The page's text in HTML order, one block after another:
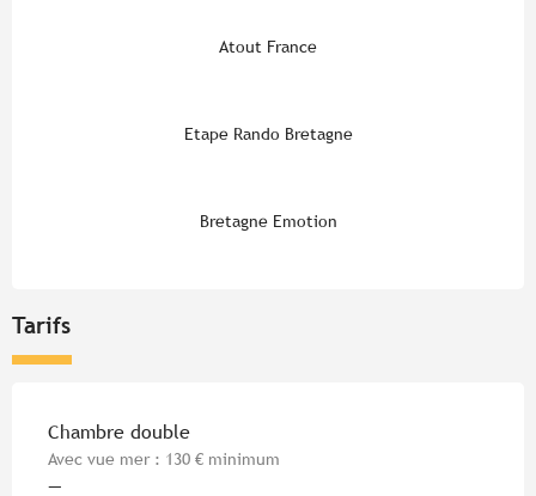
Atout France
Etape Rando Bretagne
Bretagne Emotion
Tarifs
Tarifs 2026
Chambre double
Avec vue mer : 130 € minimum
—